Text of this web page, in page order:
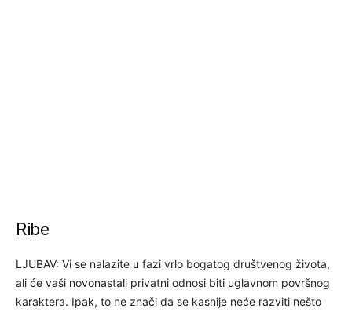
Ribe
LJUBAV: Vi se nalazite u fazi vrlo bogatog društvenog života,
ali će vaši novonastali privatni odnosi biti uglavnom površnog
karaktera. Ipak, to ne znači da se kasnije neće razviti nešto